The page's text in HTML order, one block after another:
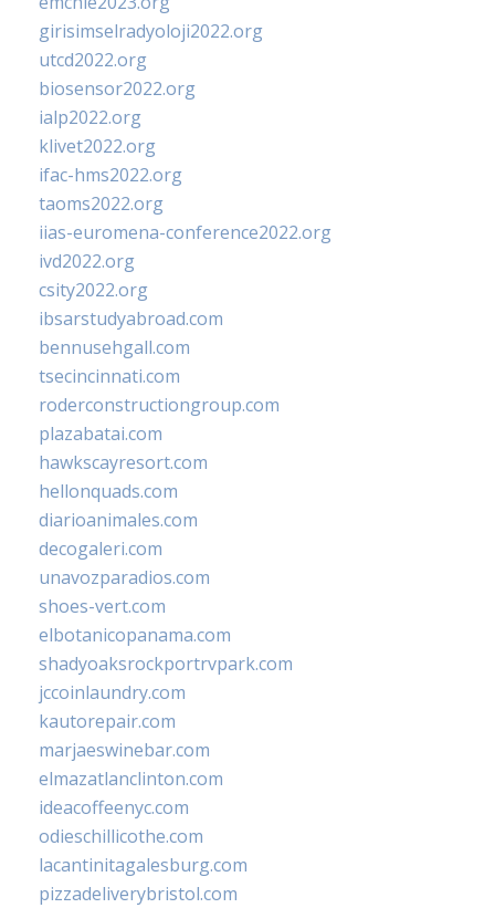
girisimselradyoloji2022.org
utcd2022.org
biosensor2022.org
ialp2022.org
klivet2022.org
ifac-hms2022.org
taoms2022.org
iias-euromena-conference2022.org
ivd2022.org
csity2022.org
ibsarstudyabroad.com
bennusehgall.com
tsecincinnati.com
roderconstructiongroup.com
plazabatai.com
hawkscayresort.com
hellonquads.com
diarioanimales.com
decogaleri.com
unavozparadios.com
shoes-vert.com
elbotanicopanama.com
shadyoaksrockportrvpark.com
jccoinlaundry.com
kautorepair.com
marjaeswinebar.com
elmazatlanclinton.com
ideacoffeenyc.com
odieschillicothe.com
lacantinitagalesburg.com
pizzadeliverybristol.com